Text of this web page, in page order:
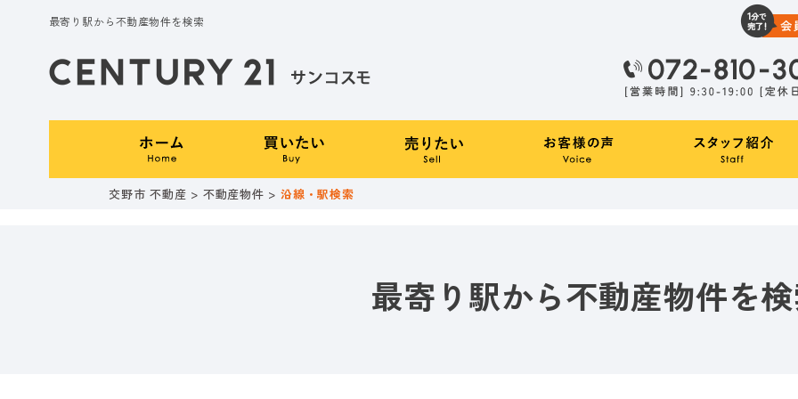
最寄り駅から不動産物件を検索
交野市 不動産 > 不動産物件 >沿線・駅検索
最寄り駅から不動産物件を